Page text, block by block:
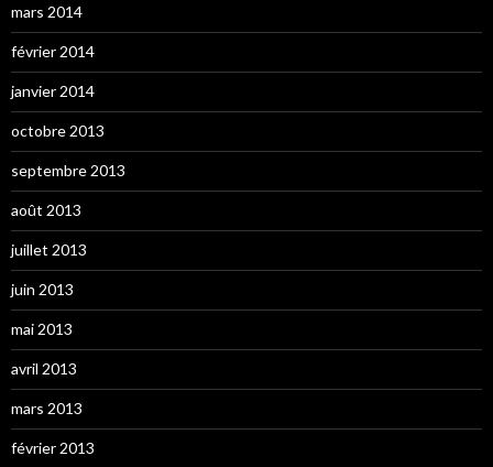
mars 2014
février 2014
janvier 2014
octobre 2013
septembre 2013
août 2013
juillet 2013
juin 2013
mai 2013
avril 2013
mars 2013
février 2013